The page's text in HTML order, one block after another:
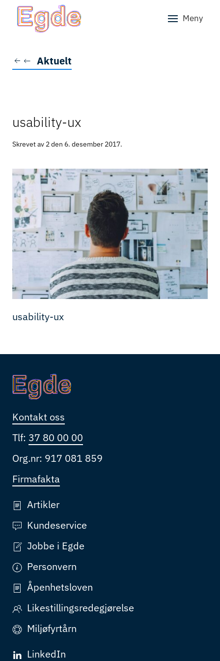
Skip to main content Meny
Aktuelt
usability-ux
Skrevet av 2 den 6. desember 2017.
usability-ux
Kontakt oss
Tlf: 37 80 00 00
Org.nr: 917 081 859
Firmafakta
Artikler
Kundeservice
Jobbe i Egde
Personvern
Åpenhetsloven
Likestillingsredegjørelse
Miljøfyrtårn
LinkedIn